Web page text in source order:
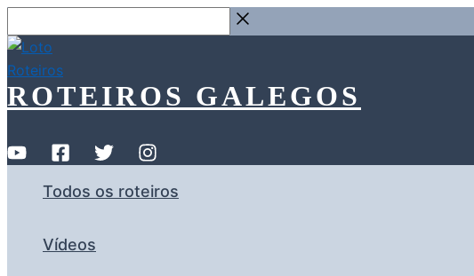
ao
contido
…
ROTEIROS GALEGOS
Todos os roteiros
Vídeos